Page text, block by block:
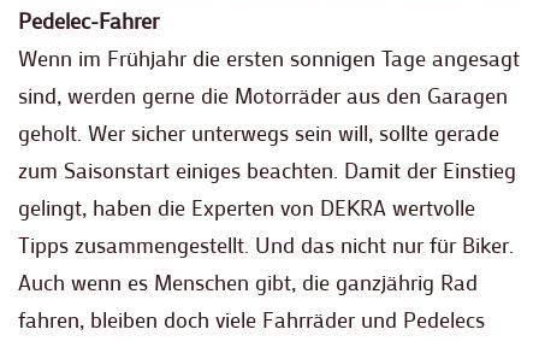
Pedelec-Fahrer
Wenn im Frühjahr die ersten sonnigen Tage angesagt
sind, werden gerne die Motorräder aus den Garagen
geholt. Wer sicher unterwegs sein will, sollte gerade
zum Saisonstart einiges beachten. Damit der Einstieg
gelingt, haben die Experten von DEKRA wertvolle
Tipps zusammengestellt. Und das nicht nur für Biker.
Auch wenn es Menschen gibt, die ganzjährig Rad
fahren, bleiben doch viele Fahrräder und Pedelecs